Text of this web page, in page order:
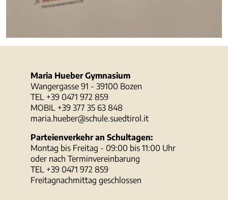
Maria Hueber Gymnasium
Wangergasse 91 - 39100 Bozen
TEL +39 0471 972 859
MOBIL +39 377 35 63 848
maria.hueber@schule.suedtirol.it
Parteienverkehr an Schultagen:
Montag bis Freitag - 09:00 bis 11:00 Uhr
oder nach Terminvereinbarung
TEL +39 0471 972 859
Freitagnachmittag geschlossen